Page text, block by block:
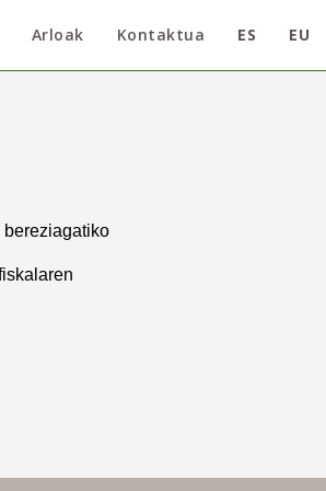
Arloak Kontaktua ES EU
bereziagatiko